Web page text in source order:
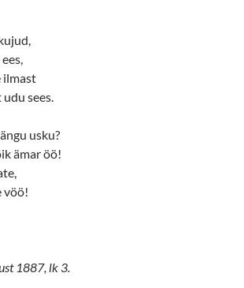
ilmast
sees.
usku?
ämar öö!
vöö!
1887, lk 3.